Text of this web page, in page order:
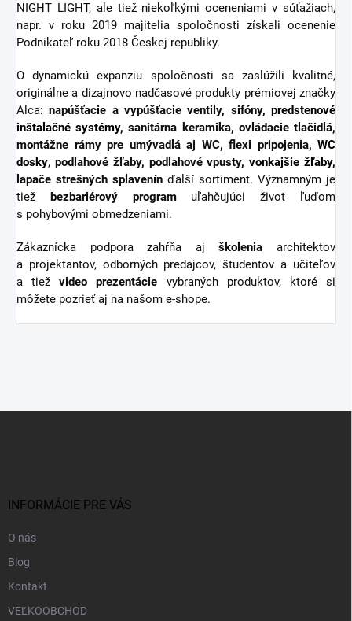
NIGHT LIGHT, ale tiež niekoľkými oceneniami v súťažiach,
napr. v roku 2019 majitelia spoločnosti získali ocenenie
Podnikateľ roku 2018 Českej republiky.
O dynamickú expanziu spoločnosti sa zaslúžili kvalitné,
originálne a dizajnovo nadčasové produkty prémiovej značky
Alca:napúšťacie a vypúšťacie ventily, sifóny,predstenové
inštalačné systémy, sanitárna keramika, ovládacie tlačidlá,
montážne rámy pre umývadlá aj WC, flexi pripojenia, WC
dosky, podlahové žľaby, podlahové vpusty,vonkajšie žľaby,
lapače strešných splavenín ďalší sortiment. Významným je
tiež
bezbariérový programuľahčujúci život ľuďom
s pohybovými obmedzeniami.
Zákaznícka podpora zahŕňa ajškolenia architektov
a projektantov, odborných predajcov, študentov a učiteľov
a tiežvideo prezentácie vybraných produktov, ktoré si
môžete pozrieť aj na našom e-shope.
INFORMÁCIE PRE VÁS
O nás
Blog
Kontakt
VEĽKOOBCHOD